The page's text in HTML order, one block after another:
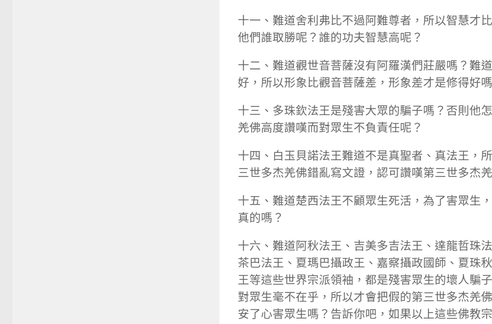
十一、難道舍利弗比不過阿難尊者，所以智慧才
他們誰取勝呢？誰的功夫智慧高呢？
十二、難道觀世音菩薩沒有阿羅漢們莊嚴嗎？難
好，所以形象比觀音菩薩差，形象差才是修得好
十三、多珠欽法王是殘害大眾的騙子嗎？否則他
羌佛高度讚嘆而對眾生不負責任呢？
十四、白玉貝諾法王難道不是真聖者、真法王，
三世多杰羌佛錯亂寫文證，認可讚嘆第三世多杰
十五、難道楚西法王不顧眾生死活，為了害眾生
真的嗎？
十六、難道阿秋法王、吉美多吉法王、達龍哲珠
茶巴法王、夏瑪巴攝政王、嘉察攝政國師、夏珠
王等這些世界宗派領袖，都是殘害眾生的壞人騙
對眾生毫不在乎，所以才會把假的第三世多杰羌
安了心害眾生嗎？告訴你吧，如果以上這些佛教